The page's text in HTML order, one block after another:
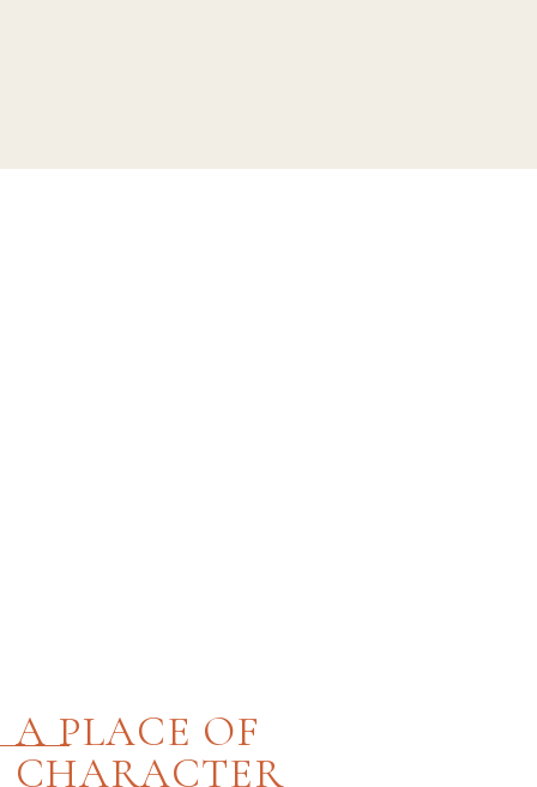
A PLACE OF
CHARACTER